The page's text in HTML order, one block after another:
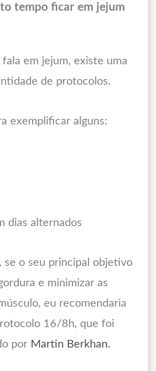
tempo ficar em jejum
em jejum, existe uma
de protocolos.
exemplificar alguns:
dias alternados
se o seu principal objetivo
e minimizar as
eu recomendaria
16/8h, que foi
por Martin Berkhan.